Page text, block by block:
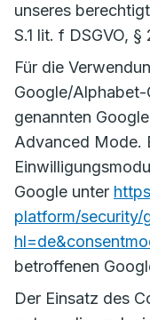
unseres
S.1 lit. f DSGVO,
Für die
Google/
genannten
Advanced Mode.
Google unter
platform/security/
betroffenen
Der Einsatz des